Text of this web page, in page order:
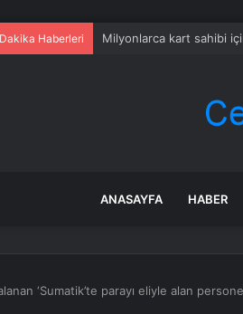
Haberleri Milyonlarca kart sahibi
ANASAYFA HABER
‘Sumatik’te parayı eliyle alan